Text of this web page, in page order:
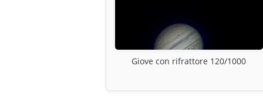
Giove con rifrattore 120/1000